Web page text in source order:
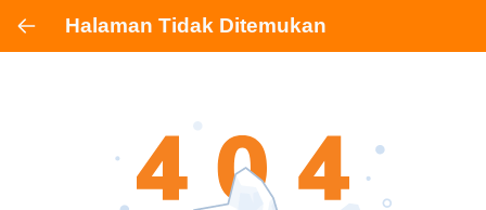
Halaman Tidak Ditemukan